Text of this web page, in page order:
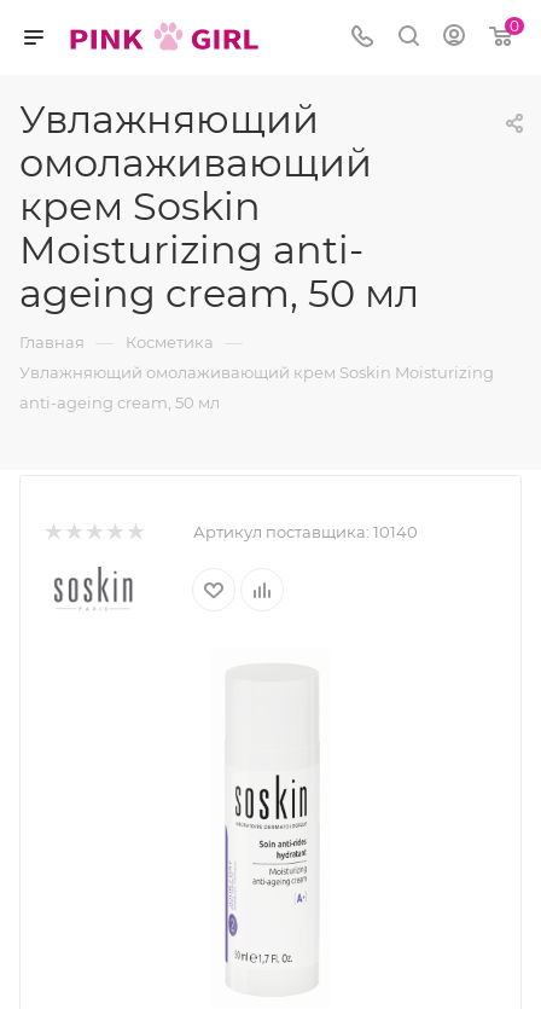
0
Увлажняющий
омолаживающий
крем Soskin
Moisturizing anti-
ageing cream, 50 мл
Главная — Косметика —
Увлажняющий омолаживающий крем Soskin Moisturizing
anti-ageing cream, 50 мл
Артикул поставщика: 10140